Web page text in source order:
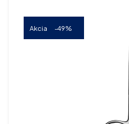
Akcia -49%